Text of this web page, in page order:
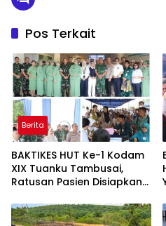
Pos Terkait
Berita
BAKTIKES HUT Ke-1 Kodam
XIX Tuanku Tambusai,
Ratusan Pasien Disiapkan